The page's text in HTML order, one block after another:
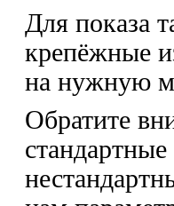
Для показа
крепёжные
на нужную
Обратите